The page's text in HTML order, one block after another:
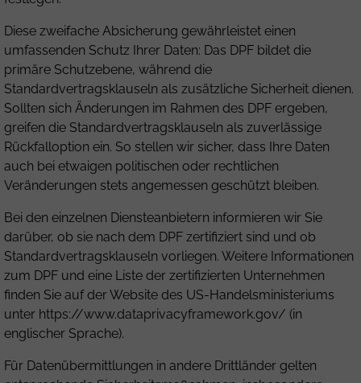
Diese zweifache Absicherung gewährleistet einen
umfassenden Schutz Ihrer Daten: Das DPF bildet die
primäre Schutzebene, während die
Standardvertragsklauseln als zusätzliche Sicherheit dienen.
Sollten sich Änderungen im Rahmen des DPF ergeben,
greifen die Standardvertragsklauseln als zuverlässige
Rückfalloption ein. So stellen wir sicher, dass Ihre Daten
auch bei etwaigen politischen oder rechtlichen
Veränderungen stets angemessen geschützt bleiben.
Bei den einzelnen Diensteanbietern informieren wir Sie
darüber, ob sie nach dem DPF zertifiziert sind und ob
Standardvertragsklauseln vorliegen. Weitere Informationen
zum DPF und eine Liste der zertifizierten Unternehmen
finden Sie auf der Website des US-Handelsministeriums
unter https://www.dataprivacyframework.gov/ (in
englischer Sprache).
Für Datenübermittlungen in andere Drittländer gelten